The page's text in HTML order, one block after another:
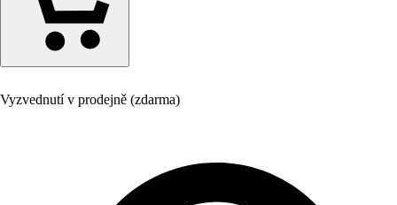
Vyzvednutí v prodejně (zdarma)